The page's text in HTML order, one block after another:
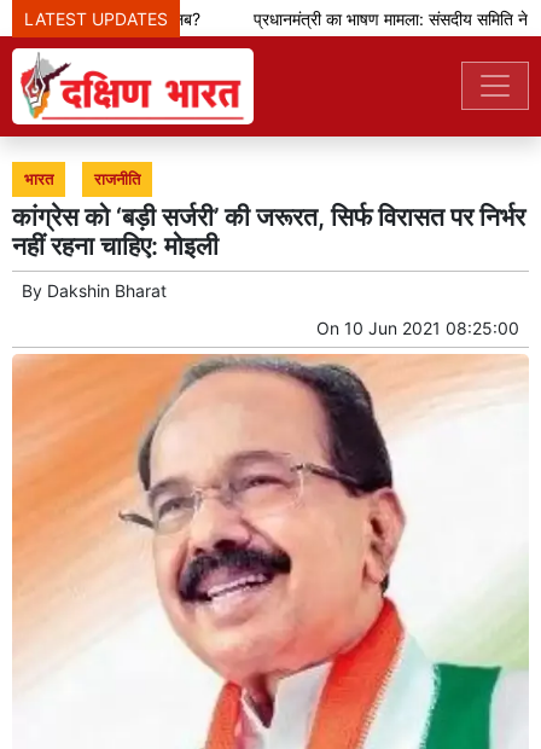
LATEST UPDATES
इस मांग का क्या मतलब? प्रधानमंत्री का भाषण मामला: संसदीय समिति ने
भारत राजनीति
कांग्रेस को ‘बड़ी सर्जरी’ की जरूरत, सिर्फ विरासत पर निर्भर
नहीं रहना चाहिए: मोइली
By Dakshin Bharat
On 10 Jun 2021 08:25:00